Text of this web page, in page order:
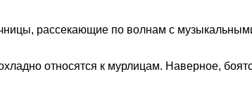
рассекающие по волнам с
относятся к мурлицам. Наверное,